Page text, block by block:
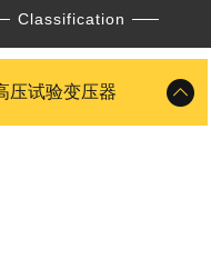
Classification
压试验变压器